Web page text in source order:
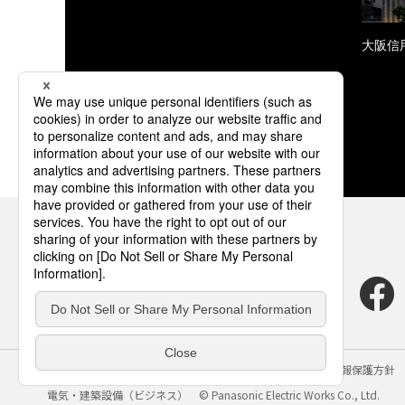
大阪信
サイトのご利用にあたって クッキーポリシー
個人情報保護方針
電気・建築設備（ビジネス）
© Panasonic Electric Works Co., Ltd.